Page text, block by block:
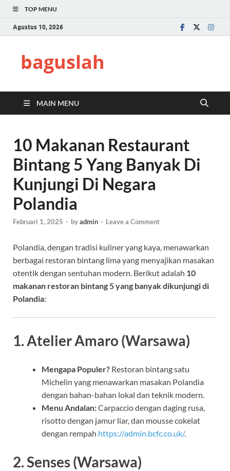
TOP MENU
Agustus 10, 2026
baguslah
MAIN MENU
10 Makanan Restaurant
Bintang 5 Yang Banyak Di
Kunjungi Di Negara
Polandia
Februari 1, 2025 - byadmin - Leave a Comment
Polandia, dengan tradisi kuliner yang kaya, menawarkan
berbagai restoran bintang lima yang menyajikan masakan
otentik dengan sentuhan modern. Berikut adalah 10
makanan restoran bintang 5 yang banyak dikunjungi di
Polandia:
1. Atelier Amaro (Warsawa)
Mengapa Populer? Restoran bintang satu
Michelin yang menawarkan masakan Polandia
dengan bahan-bahan lokal dan teknik modern.
Menu Andalan:Carpaccio dengan daging rusa,
risotto dengan jamur liar, dan mousse cokelat
dengan rempah https://admin.bcfc.co.uk/.
2. Senses (Warsawa)